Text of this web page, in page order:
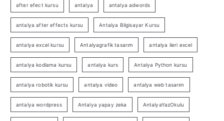
after efect kursu antalya antalya adwords
antalya after effects kursu Antalya Bilgisayar Kursu
antalya excel kursu Antalyagrafik tasarım antalya ileri excel
antalya kodlama kursu antalya kurs Antalya Python kursu
antalya robotik kursu antalya video antalya web tasarım
antalya wordpress Antalya yapay zeka AntalyaYazOkulu